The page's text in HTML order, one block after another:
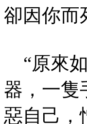
卻因你而
“原來
器，一隻
惡自己，